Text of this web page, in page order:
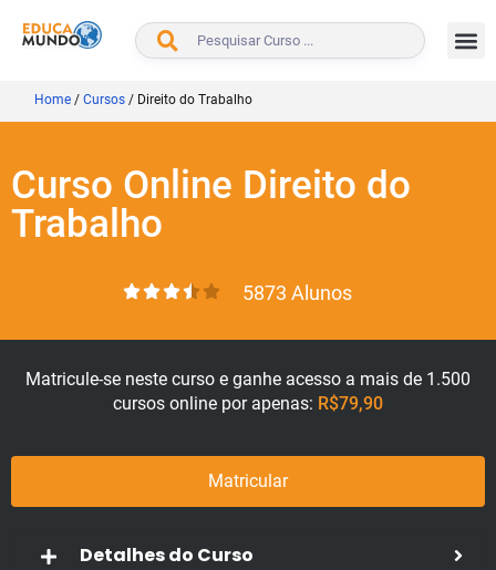
BUSCAR
Home / Cursos / Direito do Trabalho
Curso Online Direito do
Trabalho
5873 Alunos
Matricule-se neste curso e ganhe acesso a mais de 1.500
cursos online por apenas: R$79,90
Matricular
Detalhes do Curso